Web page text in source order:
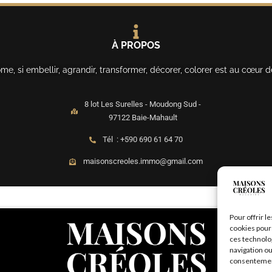
Pour offrir
cookies
ces
navigation
À PROPOS
si embellir, agrandir, transformer, décorer, colorer est au cœur
8 lot Les Surelles - Moudong Sud -
97122 Baie-Mahault
Tél : +590 690 61 64 70
maisonscreoles.immo@gmail.com